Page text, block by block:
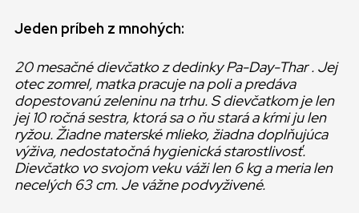
Jeden príbeh z mnohých:
20 mesačné dievčatko z dedinkyPa-Day-Thar. Jej
otec zomrel, matka pracuje na poli a predáva
dopestovanú zeleninu na trhu. S dievčatkom je len
jej 10 ročná sestra, ktorá sa o ňu stará a kŕmi ju len
ryžou. Žiadne materské mlieko, žiadna doplňujúca
výživa, nedostatočná hygienická starostlivosť.
Dievčatko vo svojom veku váži len 6 kg a meria len
necelých 63 cm. Je vážne podvyživené.